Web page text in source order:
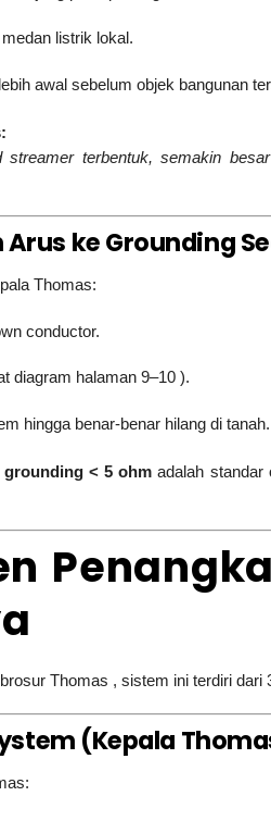
listrik lokal.
awal sebelum objek bangunan
streamer terbentuk, semakin
ke Grounding
Thomas:
conductor.
diagram halaman 9–10 ).
hingga benar-benar hilang di tanah.
grounding < 5 ohm adalah standar
Thomas , sistem ini terdiri dari
(Kepala